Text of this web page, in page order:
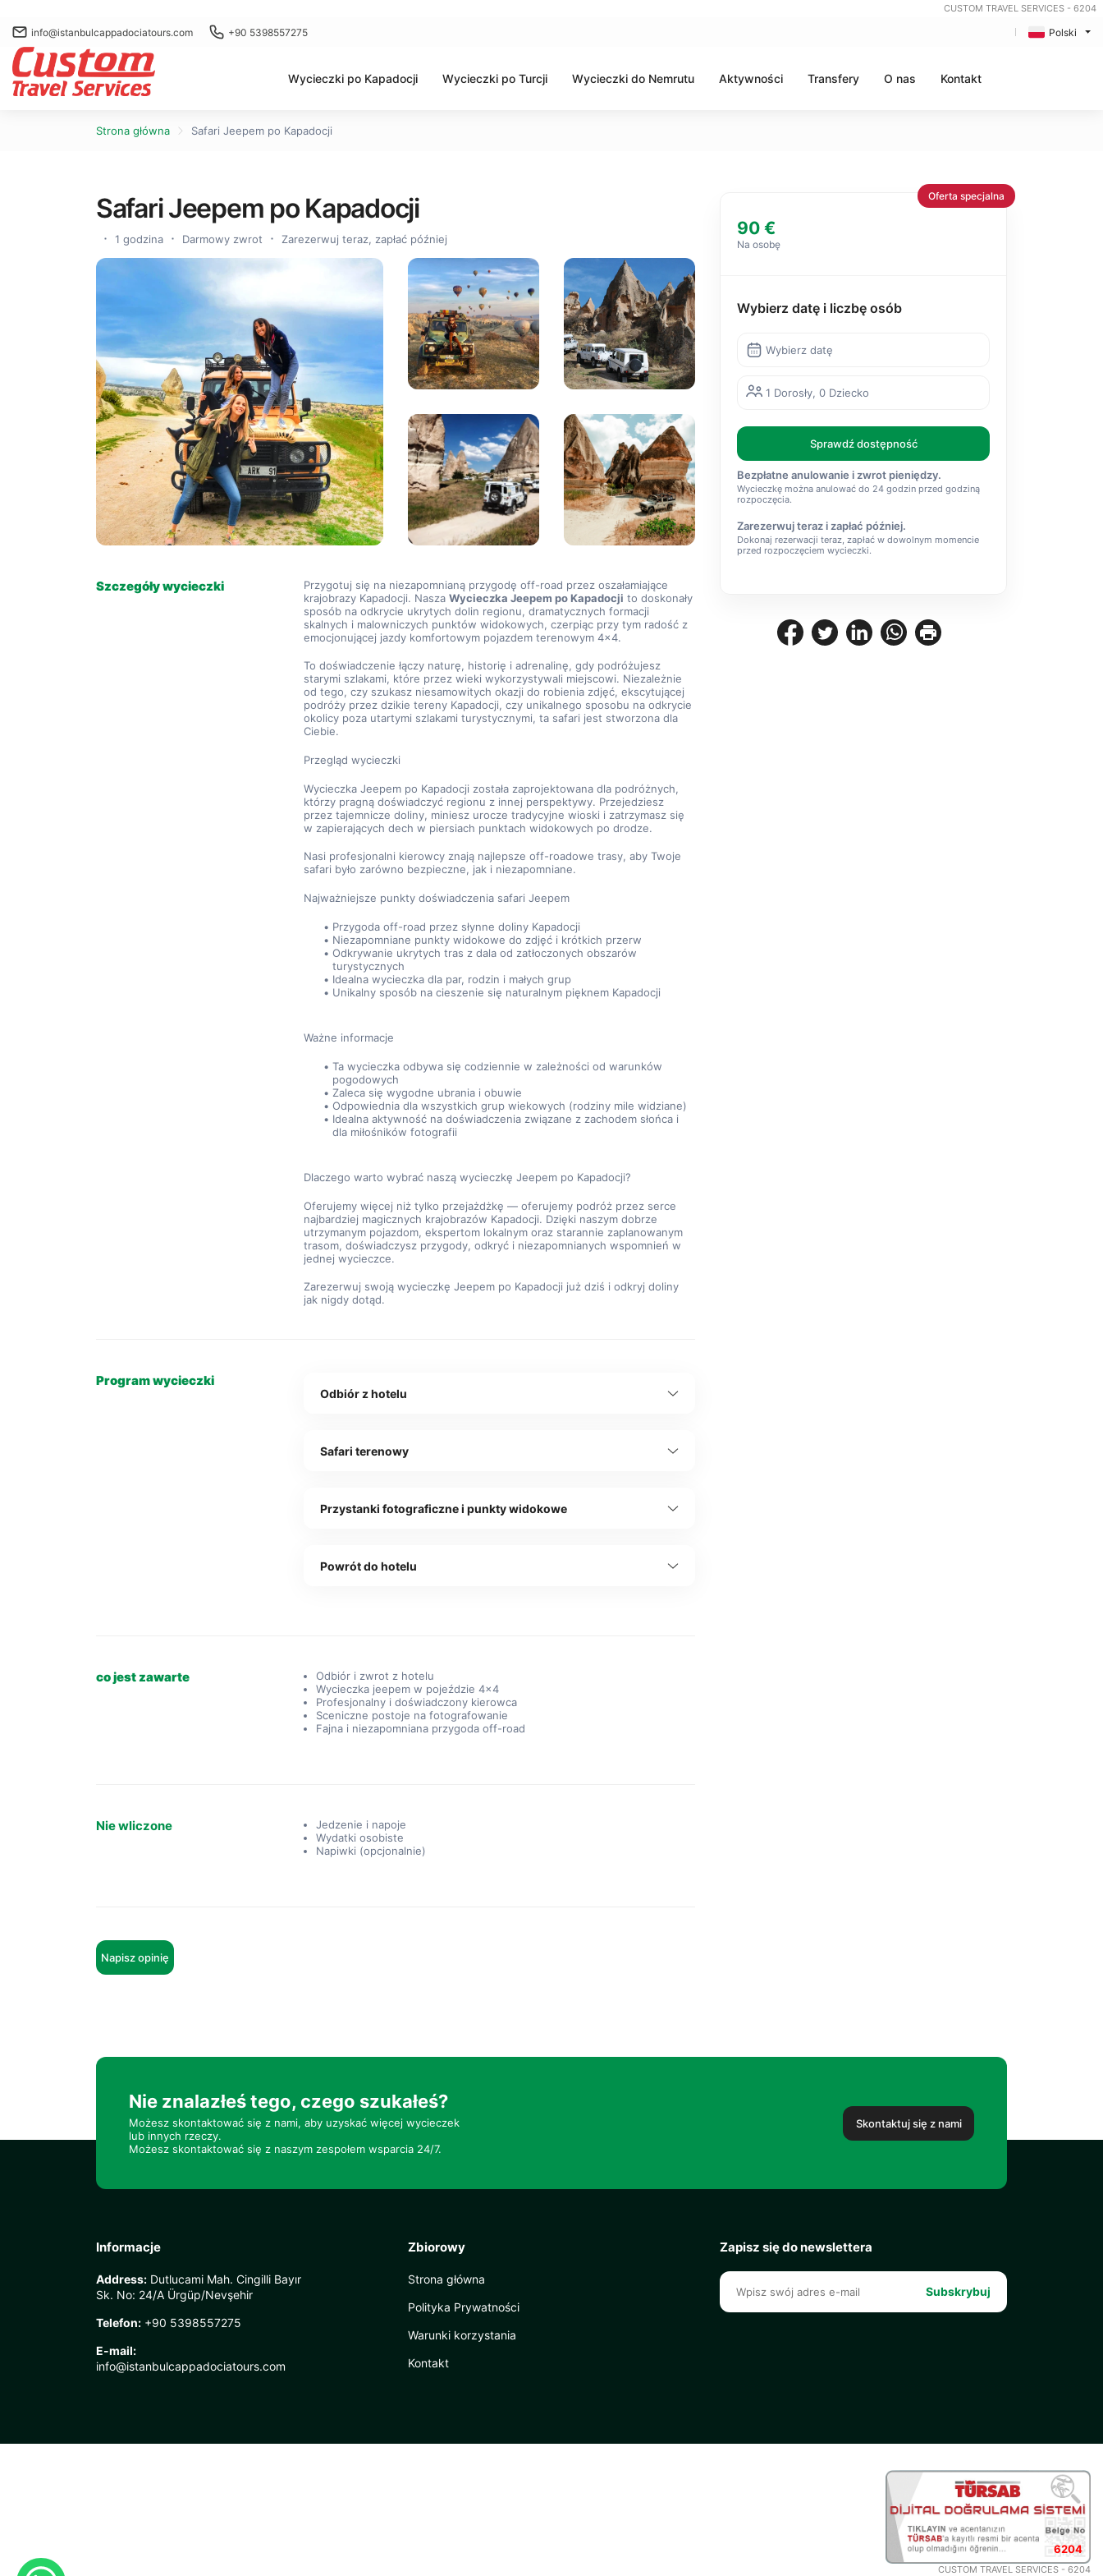
CUSTOM TRAVEL SERVICES - 6204
info@istanbulcappadociatours.com +90 5398557275 Polski
Wycieczki po Kapadocji Wycieczki po Turcji Wycieczki do Nemrutu Aktywności Transfery O nas Kontakt
Strona główna Safari Jeepem po Kapadocji
Safari Jeepem po Kapadocji
1 godzina Darmowy zwrot Zarezerwuj teraz, zapłać później
Szczegóły wycieczki
Przygotuj się na niezapomnianą przygodę off-road przez oszałamiające
krajobrazy Kapadocji. Nasza Wycieczka Jeepem po Kapadocji to doskonały
sposób na odkrycie ukrytych dolin regionu, dramatycznych formacji
skalnych i malowniczych punktów widokowych, czerpiąc przy tym radość z
emocjonującej jazdy komfortowym pojazdem terenowym 4×4.
To doświadczenie łączy naturę, historię i adrenalinę, gdy podróżujesz
starymi szlakami, które przez wieki wykorzystywali miejscowi. Niezależnie
od tego, czy szukasz niesamowitych okazji do robienia zdjęć, ekscytującej
podróży przez dzikie tereny Kapadocji, czy unikalnego sposobu na odkrycie
okolicy poza utartymi szlakami turystycznymi, ta safari jest stworzona dla
Ciebie.
Przegląd wycieczki
Wycieczka Jeepem po Kapadocji została zaprojektowana dla podróżnych,
którzy pragną doświadczyć regionu z innej perspektywy. Przejedziesz
przez tajemnicze doliny, miniesz urocze tradycyjne wioski i zatrzymasz się
w zapierających dech w piersiach punktach widokowych po drodze.
Nasi profesjonalni kierowcy znają najlepsze off-roadowe trasy, aby Twoje
safari było zarówno bezpieczne, jak i niezapomniane.
Najważniejsze punkty doświadczenia safari Jeepem
Przygoda off-road przez słynne doliny Kapadocji
Niezapomniane punkty widokowe do zdjęć i krótkich przerw
Odkrywanie ukrytych tras z dala od zatłoczonych obszarów
turystycznych
Idealna wycieczka dla par, rodzin i małych grup
Unikalny sposób na cieszenie się naturalnym pięknem Kapadocji
Ważne informacje
Ta wycieczka odbywa się codziennie w zależności od warunków
pogodowych
Zaleca się wygodne ubrania i obuwie
Odpowiednia dla wszystkich grup wiekowych (rodziny mile widziane)
Idealna aktywność na doświadczenia związane z zachodem słońca i
dla miłośników fotografii
Dlaczego warto wybrać naszą wycieczkę Jeepem po Kapadocji?
Oferujemy więcej niż tylko przejażdżkę — oferujemy podróż przez serce
najbardziej magicznych krajobrazów Kapadocji. Dzięki naszym dobrze
utrzymanym pojazdom, ekspertom lokalnym oraz starannie zaplanowanym
trasom, doświadczysz przygody, odkryć i niezapomnianych wspomnień w
jednej wycieczce.
Zarezerwuj swoją wycieczkę Jeepem po Kapadocji już dziś i odkryj doliny
jak nigdy dotąd.
Program wycieczki
Odbiór z hotelu
Safari terenowy
Przystanki fotograficzne i punkty widokowe
Powrót do hotelu
co jest zawarte
Odbiór i zwrot z hotelu
Wycieczka jeepem w pojeździe 4×4
Profesjonalny i doświadczony kierowca
Sceniczne postoje na fotografowanie
Fajna i niezapomniana przygoda off-road
Nie wliczone
Jedzenie i napoje
Wydatki osobiste
Napiwki (opcjonalnie)
Napisz opinię
Oferta specjalna
90 €
Na osobę
Wybierz datę i liczbę osób
Wybierz datę
1 Dorosły, 0 Dziecko
Sprawdź dostępność
Bezpłatne anulowanie i zwrot pieniędzy.
Wycieczkę można anulować do 24 godzin przed godziną
rozpoczęcia.
Zarezerwuj teraz i zapłać później.
Dokonaj rezerwacji teraz, zapłać w dowolnym momencie
przed rozpoczęciem wycieczki.
Nie znalazłeś tego, czego szukałeś?
Możesz skontaktować się z nami, aby uzyskać więcej wycieczek
lub innych rzeczy.
Możesz skontaktować się z naszym zespołem wsparcia 24/7.
Skontaktuj się z nami
Informacje
Address: Dutlucami Mah. Cingilli Bayır
Sk. No: 24/A Ürgüp/Nevşehir
Telefon: +90 5398557275
E-mail:
info@istanbulcappadociatours.com
Zbiorowy
Strona główna
Polityka Prywatności
Warunki korzystania
Kontakt
Zapisz się do newslettera
Subskrybuj
6204
CUSTOM TRAVEL SERVICES - 6204